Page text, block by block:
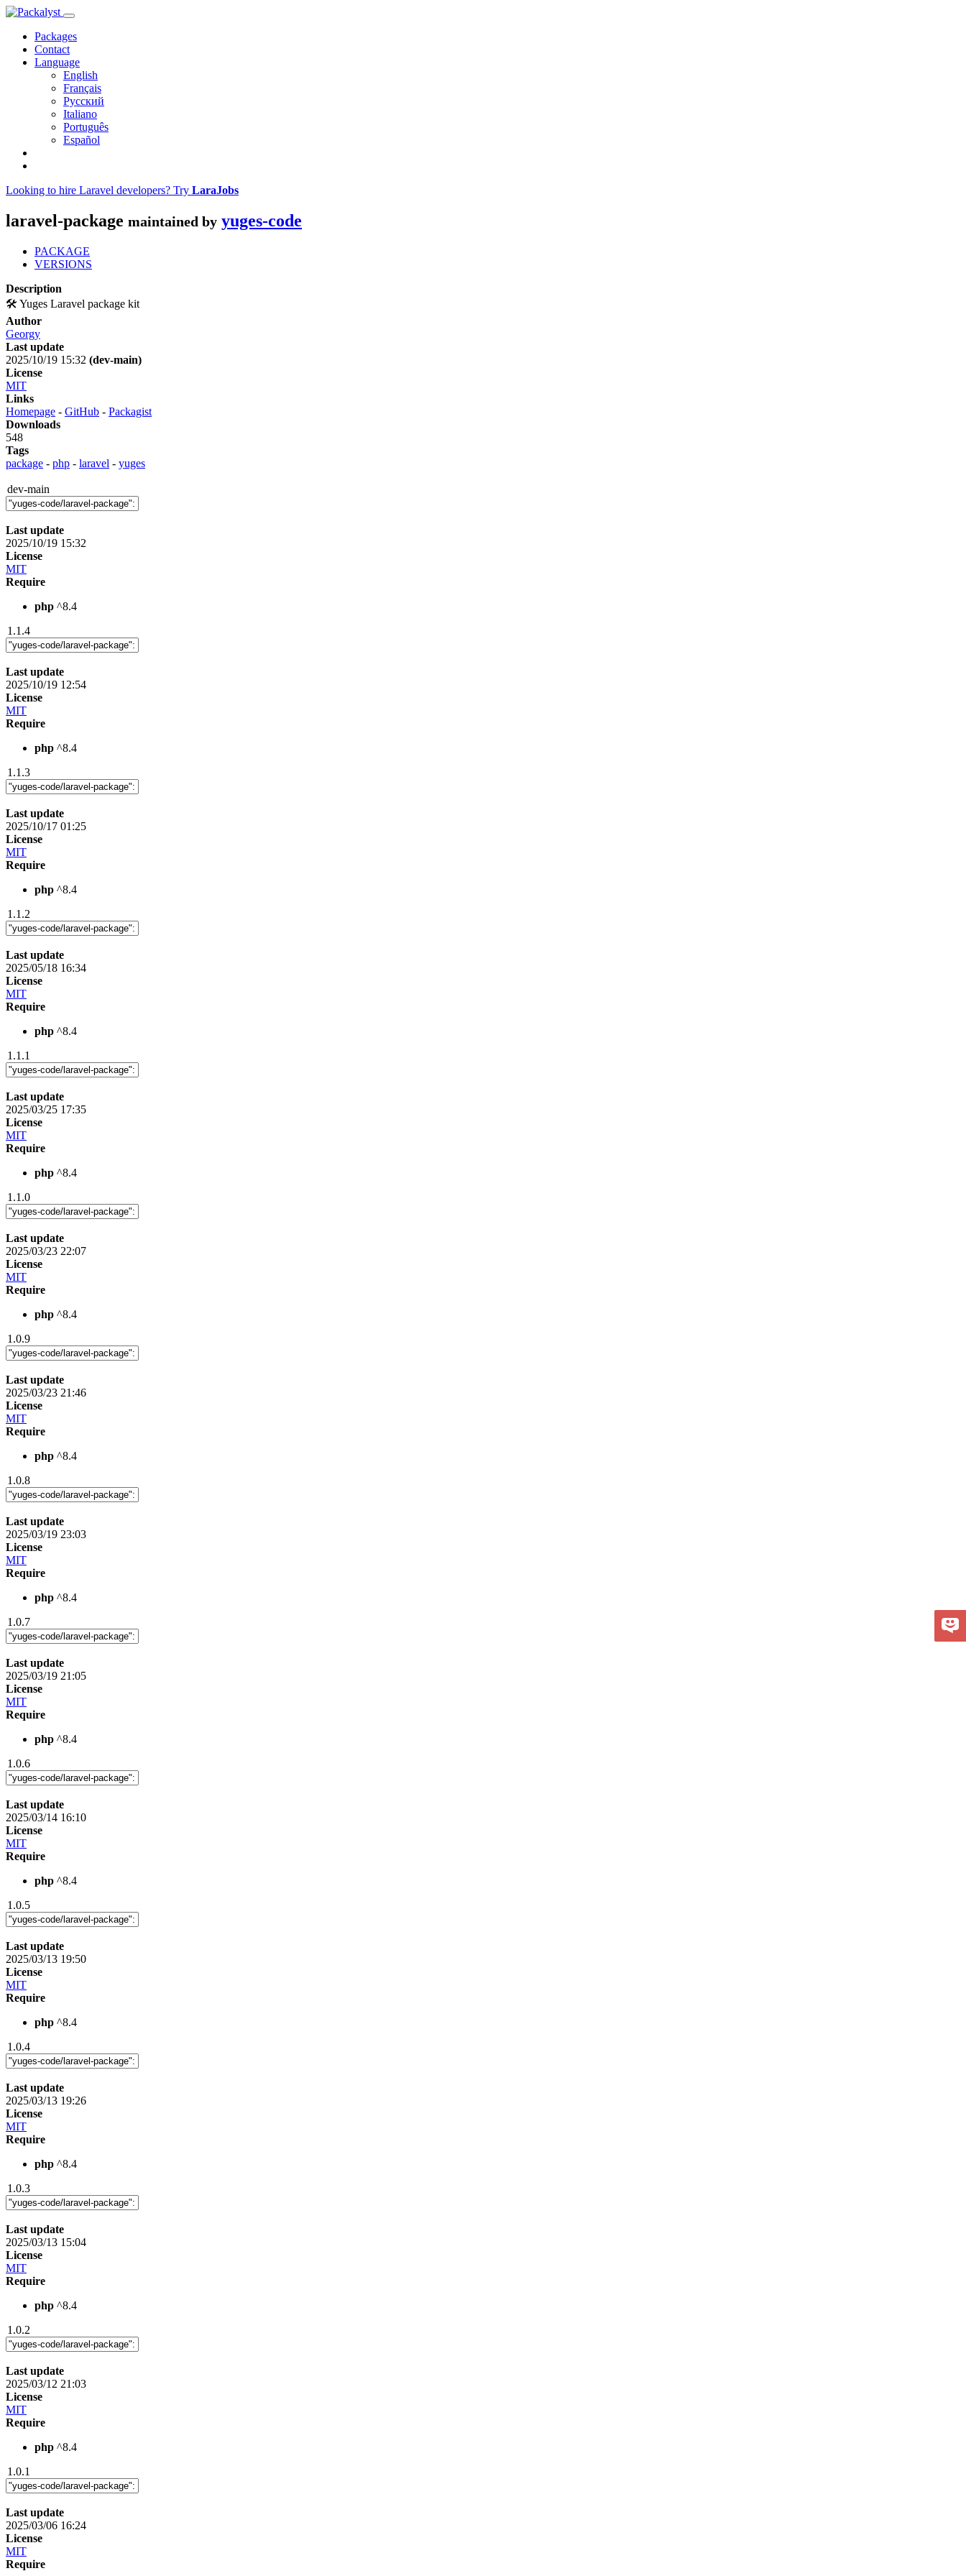
Packages
Contact
Language
English
Français
Русский
Italiano
Português
Español
Looking to hire Laravel developers? Try LaraJobs
laravel-package maintained by yuges-code
PACKAGE
VERSIONS
Description
🛠️ Yuges Laravel package kit
Author
Georgy
Last update
2025/10/19 15:32 (dev-main)
License
MIT
Links
Homepage - GitHub - Packagist
Downloads
548
Tags
package - php - laravel - yuges
dev-main
Last update
2025/10/19 15:32
License
MIT
Require
php ^8.4
1.1.4
Last update
2025/10/19 12:54
License
MIT
Require
php ^8.4
1.1.3
Last update
2025/10/17 01:25
License
MIT
Require
php ^8.4
1.1.2
Last update
2025/05/18 16:34
License
MIT
Require
php ^8.4
1.1.1
Last update
2025/03/25 17:35
License
MIT
Require
php ^8.4
1.1.0
Last update
2025/03/23 22:07
License
MIT
Require
php ^8.4
1.0.9
Last update
2025/03/23 21:46
License
MIT
Require
php ^8.4
1.0.8
Last update
2025/03/19 23:03
License
MIT
Require
php ^8.4
1.0.7
Last update
2025/03/19 21:05
License
MIT
Require
php ^8.4
1.0.6
Last update
2025/03/14 16:10
License
MIT
Require
php ^8.4
1.0.5
Last update
2025/03/13 19:50
License
MIT
Require
php ^8.4
1.0.4
Last update
2025/03/13 19:26
License
MIT
Require
php ^8.4
1.0.3
Last update
2025/03/13 15:04
License
MIT
Require
php ^8.4
1.0.2
Last update
2025/03/12 21:03
License
MIT
Require
php ^8.4
1.0.1
Last update
2025/03/06 16:24
License
MIT
Require